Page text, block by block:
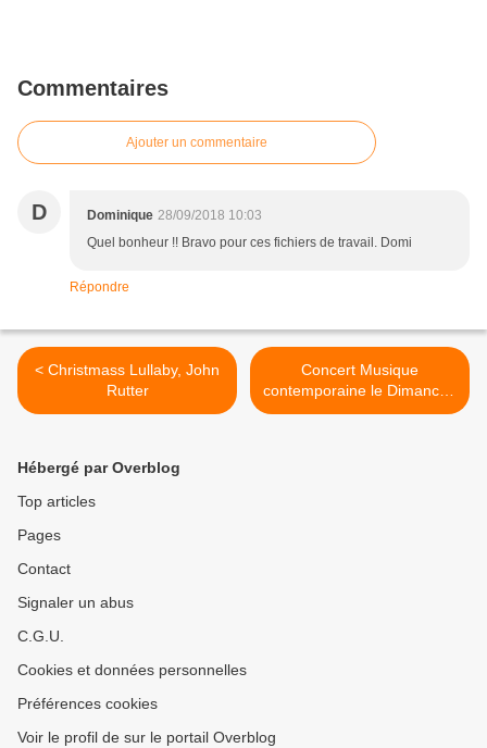
Commentaires
Ajouter un commentaire
D Dominique 28/09/2018 10:03
Quel bonheur !! Bravo pour ces fichiers de travail. Domi
Répondre
< Christmass Lullaby, John
Rutter
Concert Musique
contemporaine le Dimanche
31 Mars à l'Eglise Saint
Hébergé par Overblog
Top articles
Pages
Contact
Signaler un abus
C.G.U.
Cookies et données personnelles
Préférences cookies
Voir le profil de sur le portail Overblog